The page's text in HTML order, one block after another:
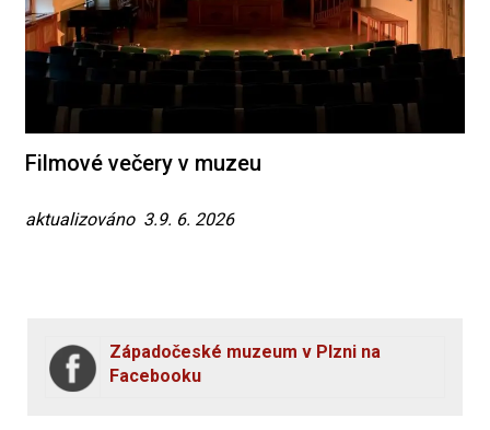
Filmové večery v muzeu
aktualizováno 3.9. 6. 2026
Západočeské muzeum v Plzni na
Facebooku